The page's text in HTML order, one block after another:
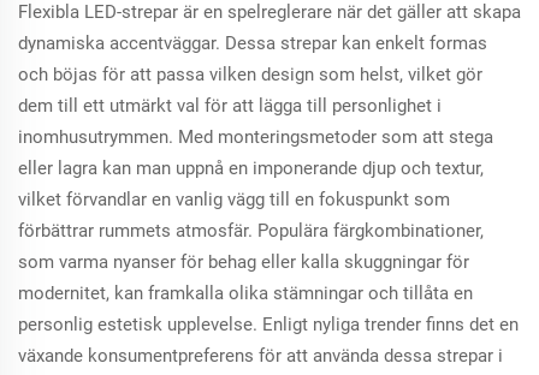
Flexibla LED-strepar är en spelreglerare när det gäller att skapa
dynamiska accentväggar. Dessa strepar kan enkelt formas
och böjas för att passa vilken design som helst, vilket gör
dem till ett utmärkt val för att lägga till personlighet i
inomhusutrymmen. Med monteringsmetoder som att stega
eller lagra kan man uppnå en imponerande djup och textur,
vilket förvandlar en vanlig vägg till en fokuspunkt som
förbättrar rummets atmosfär. Populära färgkombinationer,
som varma nyanser för behag eller kalla skuggningar för
modernitet, kan framkalla olika stämningar och tillåta en
personlig estetisk upplevelse. Enligt nyliga trender finns det en
växande konsumentpreferens för att använda dessa strepar i